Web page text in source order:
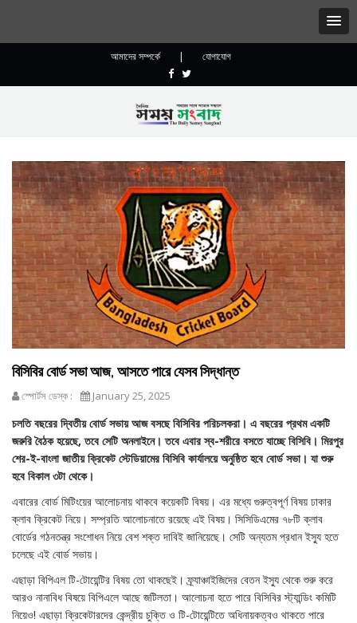
আমাদের সম্পর্কে | যোগাযোগ
বিসিবির বোর্ড সভা আজ, আসতে পারে যেসব সিদ্ধান্ত
স্পোর্টস ডেস্ক : January 25, 2025
চলতি বছরের দ্বিতীয় বোর্ড সভায় আজ বসছে বিসিবির পরিচলকরা। এ বছরের প্রথম একটি
জরুরি বৈঠক হয়েছে, তবে সেটি অনলাইনে। তবে এবার স্ব-শরীরে বসতে যাচ্ছে বিসিবি। মিরপুর
শের-ই-বাংলা জাতীয় ক্রিকেট স্টেডিয়ামের বিসিবি কার্যালয়ে অনুষ্ঠিত হবে বোর্ড সভা। যা শুরু
হবে বিকাল ৩টা থেকে।
এবারের বোর্ড মিটিংয়ের আলোচনায় থাকবে কয়েকটি বিষয়। এর মধ্যে গুরুত্বপূর্ণ বিষয় ঢাকার
ক্লাব ক্রিকেট নিয়ে। সম্প্রতি আলোচনাতে রয়েছে এই বিষয়। সিসিডিএমের ৭৮টি ক্লাব
বোর্ডের গঠনতন্ত্র সংশোধন নিয়ে বেশ শক্ত দাবিই জানিয়েছে। সেটি অন্যতম প্রধান ইস্যু হতে
চলেছে এই বোর্ড সভায়।
এছাড়া বিপিএল টি-টোয়েন্টির বিষয় তো থাকছেই। ফ্র্যাঞ্চাইজিদের বেতন ইস্যু থেকে শুরু করে
আরও নানাবিধ বিষয়ে বিপিএলে আছে জটিলতা। আলোচনা হতে পারে বিসিবির স্ট্যান্ডিং কমিটি
নিয়েও! এছাড়া ক্রিকেটারদের কেন্দ্রীয় চুক্তি ও টি-টোয়েন্টিতে অধিনায়কত্বও থাকতে পারে